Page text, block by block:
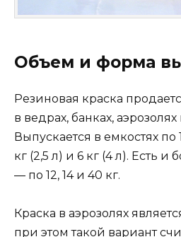
Объем и форма
Резиновая краска
в ведрах, банках, аэрозолях
Выпускается в емкостях по
кг (2,5 л) и 6 кг (4 л). Есть и
— по 12, 14 и 40 кг.
Краска в аэрозолях
при этом такой вариант